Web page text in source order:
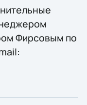
Фирсовым по